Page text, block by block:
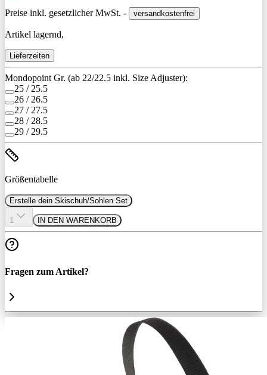
Preise inkl. gesetzlicher MwSt. - versandkostenfrei
Artikel lagernd,
Lieferzeiten
Mondopoint Gr. (ab 22/22.5 inkl. Size Adjuster):
25 / 25.5
26 / 26.5
27 / 27.5
28 / 28.5
29 / 29.5
Größentabelle
Erstelle dein Skischuh/Sohlen Set
1 IN DEN WARENKORB
Fragen zum Artikel?